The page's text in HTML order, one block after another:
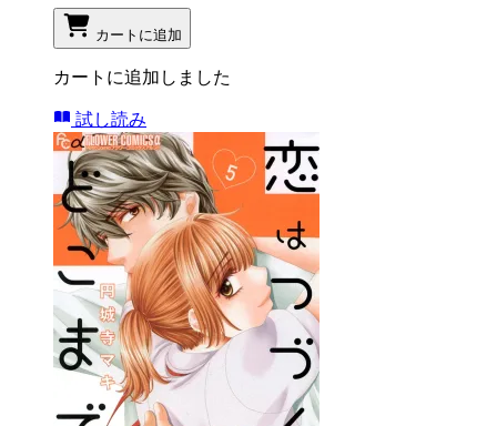
カートに追加
カートに追加しました
試し読み